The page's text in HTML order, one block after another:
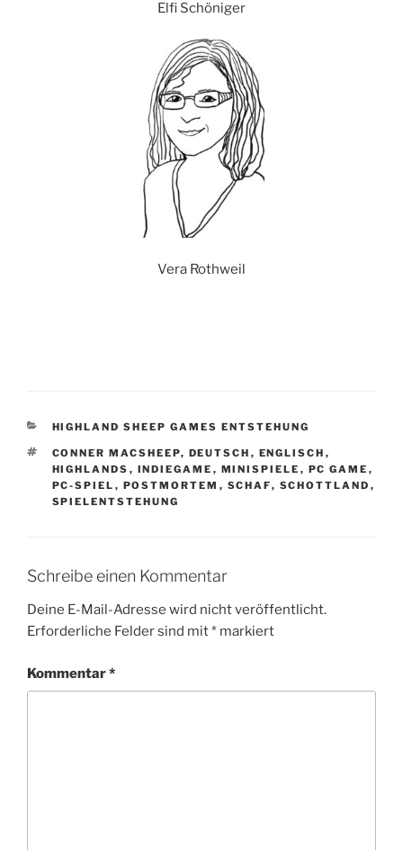
Elfi Schöniger
Vera Rothweil
KATEGORIEN
HIGHLAND SHEEP GAMES ENTSTEHUNG
SCHLAGWÖRTER
CONNER MACSHEEP, DEUTSCH , ENGLISCH ,
HIGHLANDS , INDIEGAME , MINISPIELE , PC GAME ,
PC-SPIEL , POSTMORTEM , SCHAF, SCHOTTLAND ,
SPIELENTSTEHUNG
Schreibe einen Kommentar
Deine E-Mail-Adresse wird nicht veröffentlicht.
Erforderliche Felder sind mit* markiert
Kommentar*